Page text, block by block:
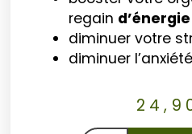
regain d’énergie
diminuer votre
diminuer